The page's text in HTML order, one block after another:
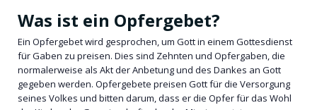
Was ist ein Opfergebet?
Ein Opfergebet wird gesprochen, um Gott in einem Gottesdienst
für Gaben zu preisen. Dies sind Zehnten und Opfergaben, die
normalerweise als Akt der Anbetung und des Dankes an Gott
gegeben werden. Opfergebete preisen Gott für die Versorgung
seines Volkes und bitten darum, dass er die Opfer für das Wohl